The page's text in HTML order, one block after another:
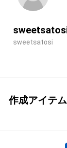
sweetsatosi
作成アイテム